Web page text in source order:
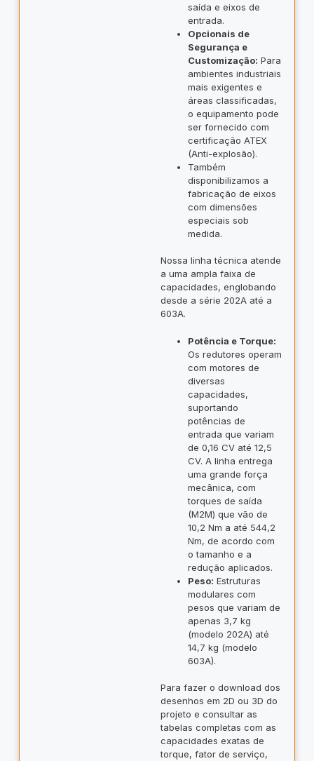
saída e eixos de
entrada.
Opcionais de
Segurança e
Customização: Para
ambientes industriais
mais exigentes e
áreas classificadas,
o equipamento pode
ser fornecido com
certificação ATEX
(Anti-explosão).
Também
disponibilizamos a
fabricação de eixos
com dimensões
especiais sob
medida.
Nossa linha técnica atende
a uma ampla faixa de
capacidades, englobando
desde a série 202A até a
603A.
Potência e Torque:
Os redutores operam
com motores de
diversas
capacidades,
suportando
potências de
entrada que variam
de 0,16 CV até 12,5
CV. A linha entrega
uma grande força
mecânica, com
torques de saída
(M2M) que vão de
10,2 Nm a até 544,2
Nm, de acordo com
o tamanho e a
redução aplicados.
Peso: Estruturas
modulares com
pesos que variam de
apenas 3,7 kg
(modelo 202A) até
14,7 kg (modelo
603A).
Para fazer o download dos
desenhos em 2D ou 3D do
projeto e consultar as
tabelas completas com as
capacidades exatas de
torque, fator de serviço,